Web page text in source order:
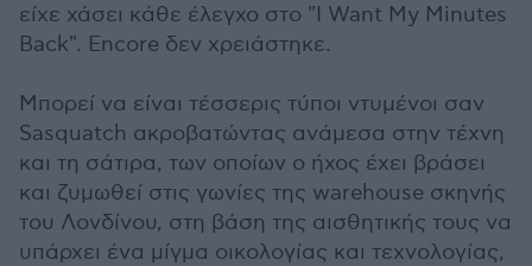
είχε χάσει κάθε έλεγχο στο "I Want My Minutes
Back". Encore δεν χρειάστηκε.
Μπορεί να είναι τέσσερις τύποι ντυμένοι σαν
Sasquatch ακροβατώντας ανάμεσα στην τέχνη
και τη σάτιρα, των οποίων ο ήχος έχει βράσει
και ζυμωθεί στις γωνίες της warehouse σκηνής
του Λονδίνου, στη βάση της αισθητικής τους να
υπάρχει ένα μίγμα οικολογίας και τεχνολογίας,